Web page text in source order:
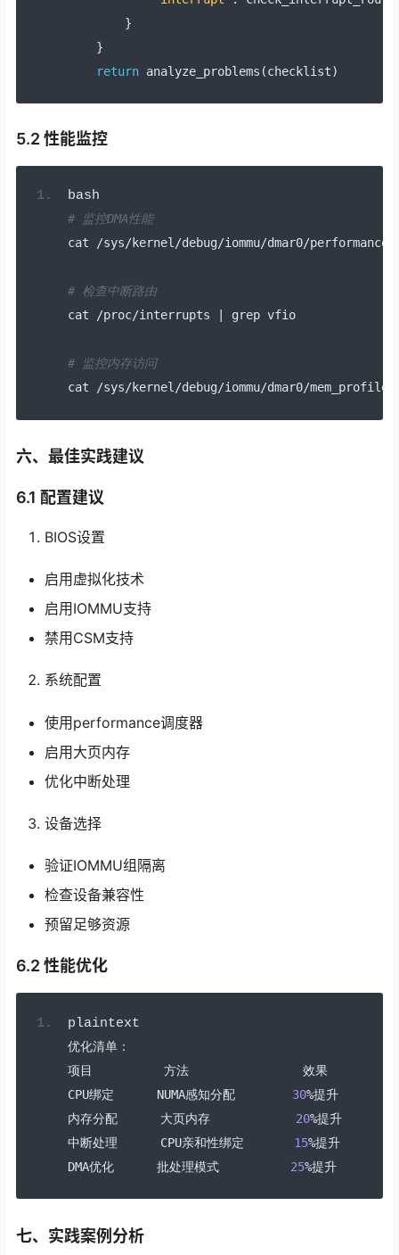
}
}
return analyze_problems (checklist)
5.2 性能监控
bash
# 监控DMA性能
cat
/sys/kernel /debug/iommu/dmar0/performance
# 检查中断路由
cat
/proc/interrupts grep vfio
# 监控内存访问
cat
/sys/kernel /debug/iommu/dmar0/mem_profile
六、最佳实践建议
6.1 配置建议
BIOS设置
启用虚拟化技术
启用IOMMU支持
禁用CSM支持
系统配置
使用performance调度器
启用大页内存
优化中断处理
设备选择
验证IOMMU组隔离
检查设备兼容性
预留足够资源
6.2 性能优化
plaintext
优化清单：
项目
方法
效果
CPU绑定
      NUMA
感知分配 30%提升
内存分配
大页内存 20%提升
中断处理
      CPU
亲和性绑定 15%提升
DMA优化 批处理模式 25%提升
七、实践案例分析